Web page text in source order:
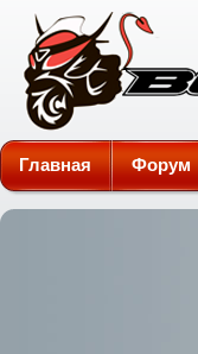
Burgman-Club
Главная Форум